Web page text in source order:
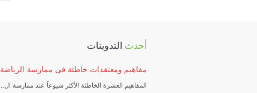
أحدث التدوينات
مفاهيم ومعتقدات خاطئة فى ممارسة الرياضة
المفاهيم العشرة الخاطئة الأكثر شيوعاً عند ممارسة ال...